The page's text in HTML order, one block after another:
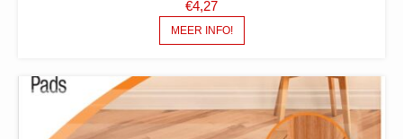
€4,27
MEER INFO!